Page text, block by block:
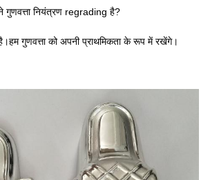
नियंत्रण regrading है?
है।हम गुणवत्ता को अपनी प्राथमिकता के रूप में रखेंगे।